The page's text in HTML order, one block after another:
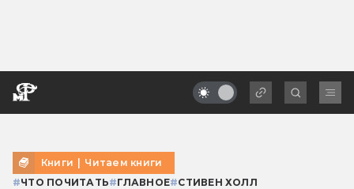
Книги | Читаем книги
#ЧТО ПОЧИТАТЬ#ГЛАВНОЕ#СТИВЕН ХОЛЛ